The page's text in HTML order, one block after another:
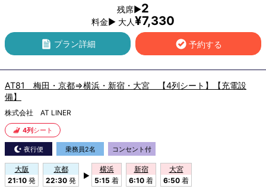
残席▶2
料金▶ 大人¥7,330
プラン詳細 予約する
AT81 梅田・京都⇒横浜・新宿・大宮 【4列シート】【充電設
備】
株式会社 AT LINER
4列 シート
夜行便 乗務員2名 コンセント付
大阪
21:10 発
京都
22:30 発
▶
横浜
5:15 着
新宿
6:10 着
大宮
6:50 着